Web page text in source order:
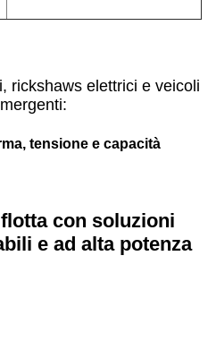
rickshaws elettrici e veicoli
tensione e capacità
con soluzioni
e ad alta potenza